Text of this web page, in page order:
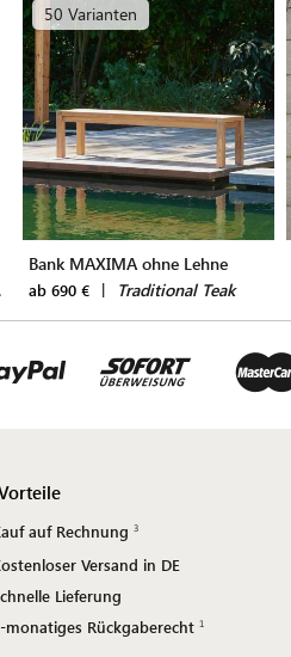
50 Varianten
Bank MAXIMA ohne Lehne
ab 690 € | Traditional Teak
auf Rechnung
Versand in DE
Lieferung
monatiges Rückgaberecht